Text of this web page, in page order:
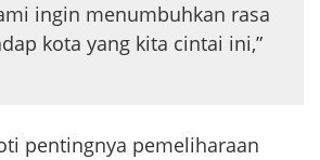
ingin menumbuhkan rasa
kota yang kita cintai ini,”
pentingnya pemeliharaan